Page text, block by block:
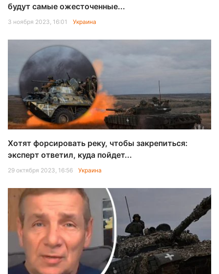
будут самые ожесточенные...
3 ноября 2023, 16:01 Украина
Хотят форсировать реку, чтобы закрепиться:
эксперт ответил, куда пойдет...
29 октября 2023, 16:56 Украина